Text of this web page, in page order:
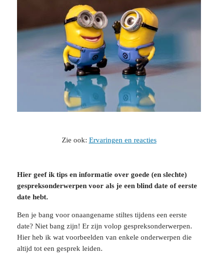
Zie ook: Ervaringen en reacties
Hier geef ik tips en informatie over goede (en slechte)
gespreksonderwerpen voor als je een blind date of eerste
date hebt.
Ben je bang voor onaangename stiltes tijdens een eerste
date? Niet bang zijn! Er zijn volop gespreksonderwerpen.
Hier heb ik wat voorbeelden van enkele onderwerpen die
altijd tot een gesprek leiden.